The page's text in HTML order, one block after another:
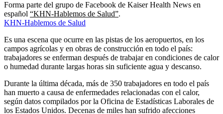
Forma parte del grupo de Facebook de Kaiser Health News en
español “KHN-Hablemos de Salud”.
KHN-Hablemos de Salud
Es una escena que ocurre en las pistas de los aeropuertos, en los
campos agrícolas y en obras de construcción en todo el país:
trabajadores se enferman después de trabajar en condiciones de calor
o humedad durante largas horas sin suficiente agua y descanso.
Durante la última década, más de 350 trabajadores en todo el país
han muerto a causa de enfermedades relacionadas con el calor,
según datos compilados por la Oficina de Estadísticas Laborales de
los Estados Unidos. Decenas de miles han sufrido afecciones